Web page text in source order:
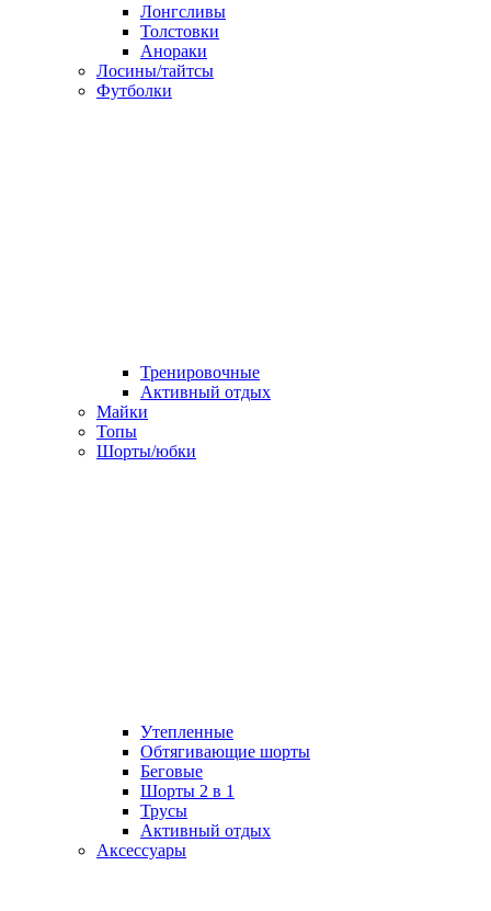
Лонгсливы
Толстовки
Анораки
Лосины/тайтсы
Футболки
Тренировочные
Активный отдых
Майки
Топы
Шорты/юбки
Утепленные
Обтягивающие шорты
Беговые
Шорты 2 в 1
Трусы
Активный отдых
Аксессуары